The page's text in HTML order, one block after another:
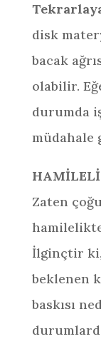
disk
bacak
olabilir.
durumda
müdahale
Zaten
İlginçtir
beklenen
baskısı